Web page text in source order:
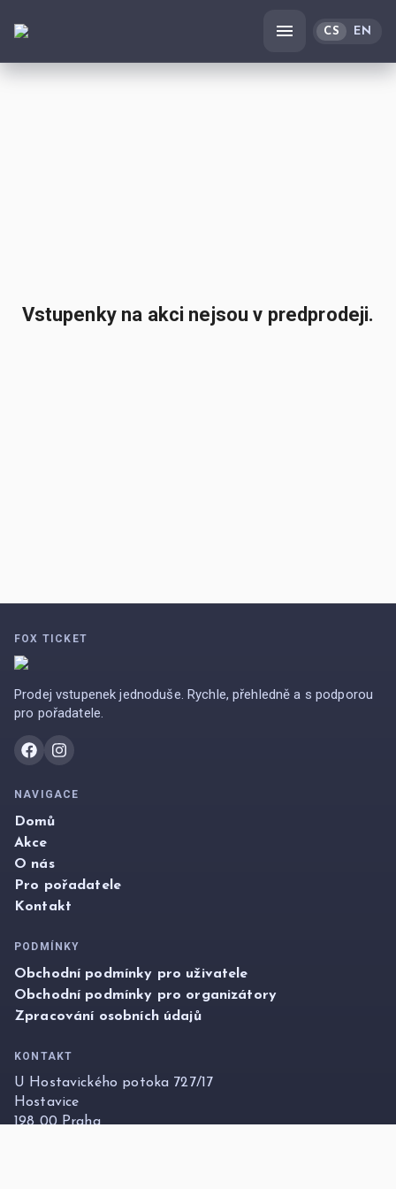
CS EN
Vstupenky na akci nejsou v predprodeji.
FOX TICKET
Prodej vstupenek jednoduše. Rychle, přehledně a s podporou
pro pořadatele.
NAVIGACE
Domů
Akce
O nás
Pro pořadatele
Kontakt
PODMÍNKY
Obchodní podmínky pro uživatele
Obchodní podmínky pro organizátory
Zpracování osobních údajů
KONTAKT
U Hostavického potoka 727/17
Hostavice
198 00 Praha